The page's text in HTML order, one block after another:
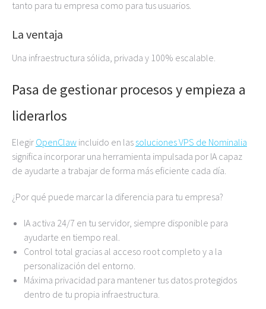
tanto para tu empresa como para tus usuarios.
La ventaja
Una infraestructura sólida, privada y 100% escalable.
Pasa de gestionar procesos y empieza a
liderarlos
Elegir OpenClaw incluido en las soluciones VPS de Nominalia
significa incorporar una herramienta impulsada por IA capaz
de ayudarte a trabajar de forma más eficiente cada día.
¿Por qué puede marcar la diferencia para tu empresa?
IA activa 24/7 en tu servidor, siempre disponible para
ayudarte en tiempo real.
Control total gracias al acceso root completo y a la
personalización del entorno.
Máxima privacidad para mantener tus datos protegidos
dentro de tu propia infraestructura.